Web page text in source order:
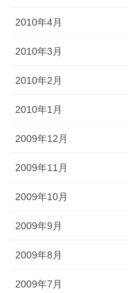
2010年4月
2010年3月
2010年2月
2010年1月
2009年12月
2009年11月
2009年10月
2009年9月
2009年8月
2009年7月